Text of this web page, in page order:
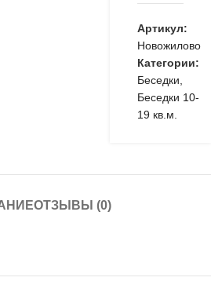
Артикул:
Новожилово
Категории:
Беседки
Беседки 10-
19 кв.м.
ОТЗЫВЫ (0)